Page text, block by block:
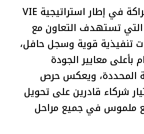
وتأتي هذه الشراكة في إطار استراتيجية VIE
Communities التي تستهدف التعاون مع
تنفيذية قوية وسجل حافل،
بأعلى معايير الجودة
المحددة، ويعكس حرص
شركاء قادرين على تحويل
ملموس في جميع مراحل